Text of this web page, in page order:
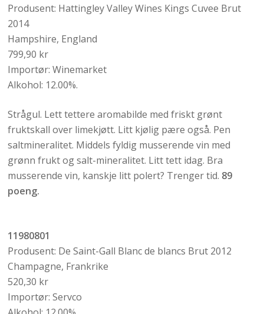
Produsent: Hattingley Valley Wines Kings Cuvee Brut
2014
Hampshire, England
799,90 kr
Importør: Winemarket
Alkohol: 12.00%.
Strågul. Lett tettere aromabilde med friskt grønt
fruktskall over limekjøtt. Litt kjølig pære også. Pen
saltmineralitet. Middels fyldig musserende vin med
grønn frukt og salt-mineralitet. Litt tett idag. Bra
musserende vin, kanskje litt polert? Trenger tid. 89
poeng.
11980801
Produsent: De Saint-Gall Blanc de blancs Brut 2012
Champagne, Frankrike
520,30 kr
Importør: Servco